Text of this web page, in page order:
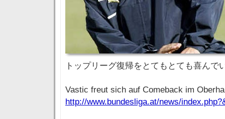
トップリーグ復帰をとてもとても喜んで
Vastic freut sich auf Comeback im
http://www.bundesliga.at/news/